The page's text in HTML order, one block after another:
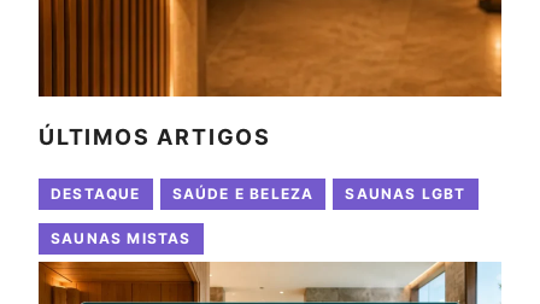
ÚLTIMOS ARTIGOS
DESTAQUE SAÚDE E BELEZA SAUNAS LGBT
SAUNAS MISTAS